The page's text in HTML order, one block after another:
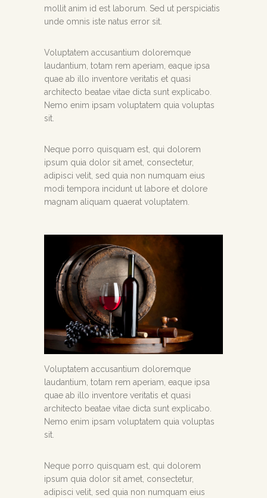
mollit anim id est laborum. Sed ut perspiciatis
unde omnis iste natus error sit.
Voluptatem accusantium doloremque
laudantium, totam rem aperiam, eaque ipsa
quae ab illo inventore veritatis et quasi
architecto beatae vitae dicta sunt explicabo.
Nemo enim ipsam voluptatem quia voluptas
sit.
Neque porro quisquam est, qui dolorem
ipsum quia dolor sit amet, consectetur,
adipisci velit, sed quia non numquam eius
modi tempora incidunt ut labore et dolore
magnam aliquam quaerat voluptatem.
Voluptatem accusantium doloremque
laudantium, totam rem aperiam, eaque ipsa
quae ab illo inventore veritatis et quasi
architecto beatae vitae dicta sunt explicabo.
Nemo enim ipsam voluptatem quia voluptas
sit.
Neque porro quisquam est, qui dolorem
ipsum quia dolor sit amet, consectetur,
adipisci velit, sed quia non numquam eius